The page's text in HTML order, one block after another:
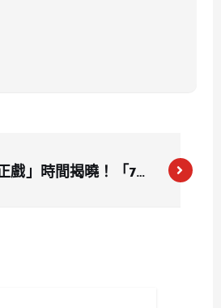
戲」時間揭曉！「7至